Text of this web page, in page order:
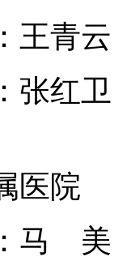
王青
张红
院
马